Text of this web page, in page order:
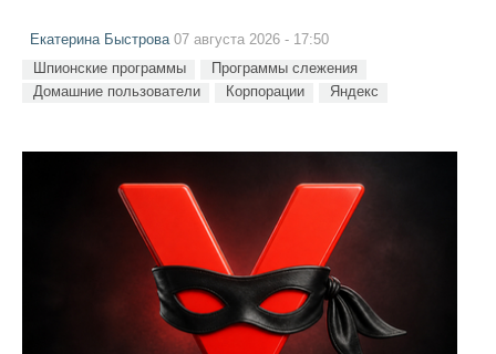
Екатерина Быстрова07 августа 2026 - 17:50
Шпионские программы
Программы слежения
Домашние пользователи
Корпорации Яндекс